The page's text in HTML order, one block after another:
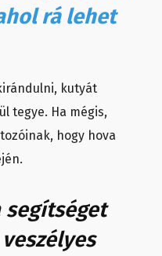
rá lehet
kutyát
tegye. Ha mégis,
hogy hova
segítséget